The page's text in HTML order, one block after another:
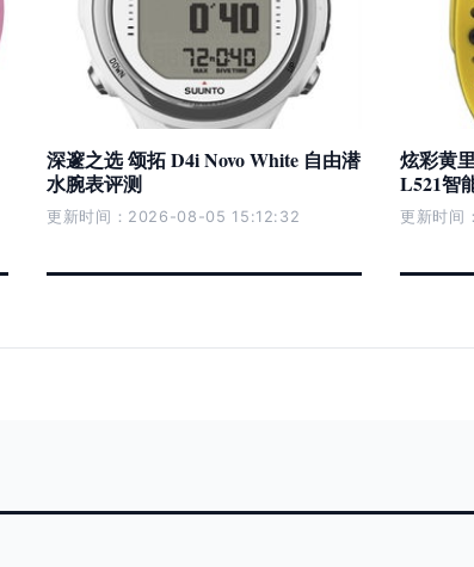
深邃之选 颂拓 D4i Novo White 自由潜
水腕表评测
更新时间：2026-08-05 15:12:32
炫彩黄
L521智
更新时